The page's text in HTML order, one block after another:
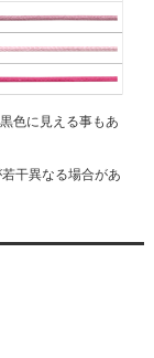
色に見える事もあ
干異なる場合があ